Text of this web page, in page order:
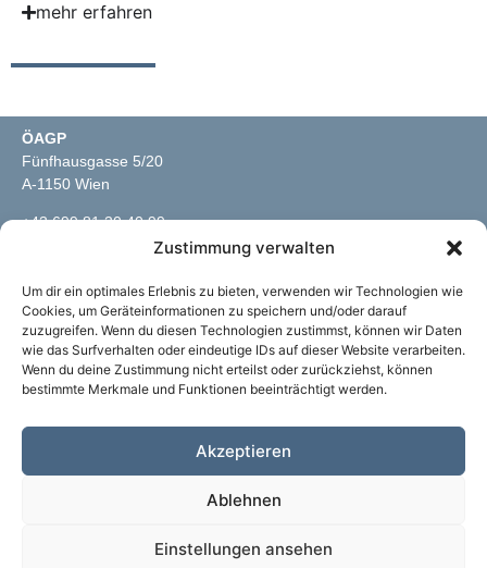
Zustimmung verwalten
Um dir ein optimales Erlebnis zu bieten, verwenden wir Technologien wie
Cookies, um Geräteinformationen zu speichern und/oder darauf
zuzugreifen. Wenn du diesen Technologien zustimmst, können wir Daten
wie das Surfverhalten oder eindeutige IDs auf dieser Website verarbeiten.
Wenn du deine Zustimmung nicht erteilst oder zurückziehst, können
bestimmte Merkmale und Funktionen beeinträchtigt werden.
Akzeptieren
Ablehnen
Einstellungen ansehen
mehr erfahren
ÖAGP
Fünfhausgasse 5/20
A-1150 Wien
+43 699 81 30 40 99
RECHTLICHES
Impressum
Datenschutz
EU Richtlinien